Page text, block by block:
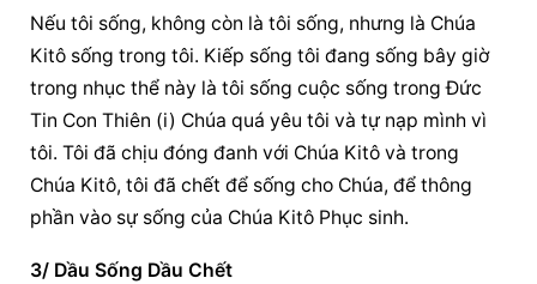
Nếu tôi sống, không còn là tôi sống, nhưng là Chúa
Kitô sống trong tôi. Kiếp sống tôi đang sống bây giờ
trong nhục thể này là tôi sống cuộc sống trong Đức
Tin Con Thiên (i) Chúa quá yêu tôi và tự nạp mình vì
tôi. Tôi đã chịu đóng đanh với Chúa Kitô và trong
Chúa Kitô, tôi đã chết để sống cho Chúa, để thông
phần vào sự sống của Chúa Kitô Phục sinh.
3/ Dầu Sống Dầu Chết